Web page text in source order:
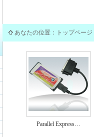
あなたの位置： トップページ
Parallel Express…